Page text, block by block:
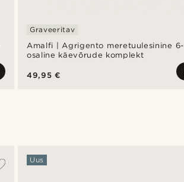
Amalfi | Agrigento meretuulesinine 6-
osaline käevõrude komplekt
Graveeritav
49,95 €
Uus